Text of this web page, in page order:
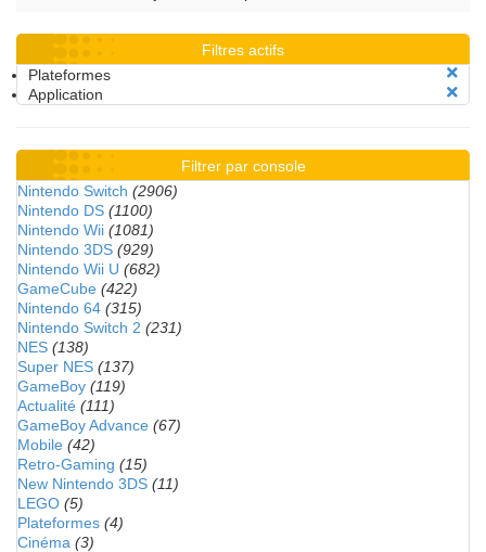
Filtres actifs
Plateformes
Application
Filtrer par console
Nintendo Switch (2906)
Nintendo DS (1100)
Nintendo Wii (1081)
Nintendo 3DS (929)
Nintendo Wii U (682)
GameCube (422)
Nintendo 64 (315)
Nintendo Switch 2 (231)
NES (138)
Super NES (137)
GameBoy (119)
Actualité (111)
GameBoy Advance (67)
Mobile (42)
Retro-Gaming (15)
New Nintendo 3DS (11)
LEGO (5)
Plateformes (4)
Cinéma (3)